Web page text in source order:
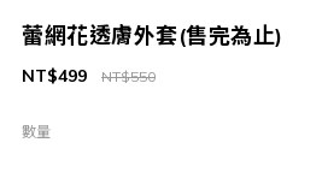
蕾網花透膚外套(售完為止)
NT$550
NT$499
數量